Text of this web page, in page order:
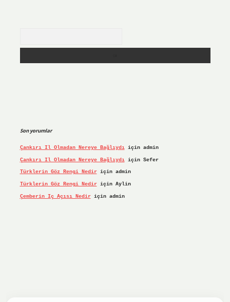
Son yorumlar
Çankırı Il Olmadan Nereye Bağlıydıiçin admin
Çankırı Il Olmadan Nereye Bağlıydıiçin Sefer
Türklerin Göz Rengi Nediriçin admin
Türklerin Göz Rengi Nediriçin Aylin
Çemberin Iç Açısı Nediriçin admin